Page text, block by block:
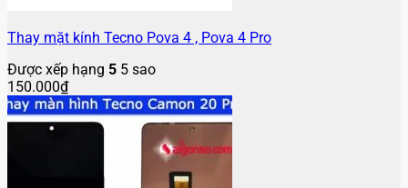
Thay mặt kính Tecno Pova 4 , Pova 4 Pro
Được xếp hạng 5 5 sao
150.000₫